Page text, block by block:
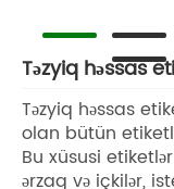
Təzyiq həssas
Təzyiq həssas
olan bütün
Bu xüsusi
ərzaq və içkilər,